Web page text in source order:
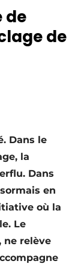
de
de
Dans le
la
Dans
en
où la
Le
ne relève